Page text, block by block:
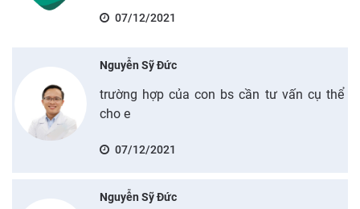
07/12/2021
Nguyễn Sỹ Đức
trường hợp của con bs cần tư vấn cụ thể
cho e
07/12/2021
Nguyễn Sỹ Đức